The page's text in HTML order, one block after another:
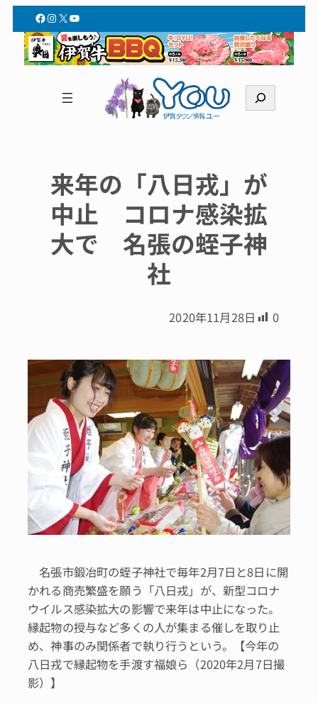
Facebook
Instagram
X YouTube
索
来年の「八日戎」が
中止 コロナ感染拡
大で 名張の蛭子神
社
2020年11月28日 0
名張市鍛冶町の蛭子神社で毎年2月7日と8日に開
かれる商売繁盛を願う「八日戎」が、新型コロナ
ウイルス感染拡大の影響で来年は中止になった。
縁起物の授与など多くの人が集まる催しを取り止
め、神事のみ関係者で執り行うという。【今年の
八日戎で縁起物を手渡す福娘ら（2020年2月7日撮
影）】